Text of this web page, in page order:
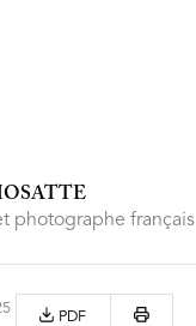
photographe français
PDF